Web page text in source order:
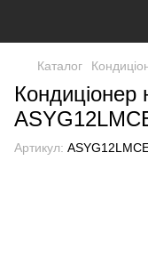
Каталог
Кондиціонер
Артикул: